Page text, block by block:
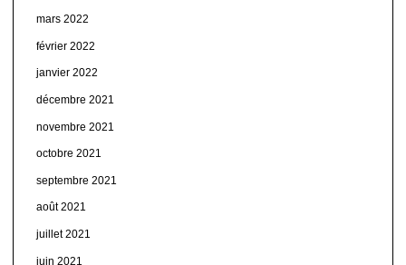
mars 2022
février 2022
janvier 2022
décembre 2021
novembre 2021
octobre 2021
septembre 2021
août 2021
juillet 2021
juin 2021